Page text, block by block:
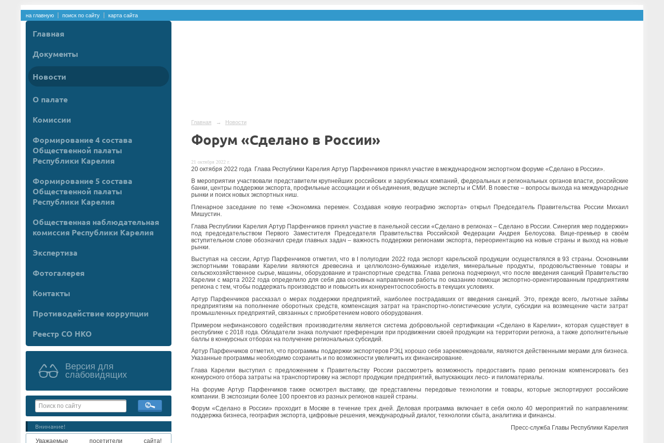
на главную поиск по сайту карта сайта
Главная
Документы
Новости
О палате
Комиссии
Формирование 4 состава
Общественной палаты
Республики Карелия
Формирование 5 состава
Общественной палаты
Республики Карелия
Общественная наблюдательная
комиссия Республики Карелия
Экспертиза
Фотогалерея
Контакты
Противодействие коррупции
Реестр СО НКО
Версия для
слабовидящих
Внимание!
Уважаемые посетители сайта!
Главная → Новости
Форум «Сделано в России»
21 октября 2022 г.
20 октября 2022 года Глава Республики Карелия Артур Парфенчиков принял участие в международном экспортном форуме «Сделано в России».
В мероприятии участвовали представители крупнейших российских и зарубежных компаний, федеральных и региональных органов власти, российские
банки, центры поддержки экспорта, профильные ассоциации и объединения, ведущие эксперты и СМИ. В повестке – вопросы выхода на международные
рынки и поиск новых экспортных ниш.
Пленарное заседание по теме «Экономика перемен. Создавая новую географию экспорта» открыл Председатель Правительства России Михаил
Мишустин.
Глава Республики Карелия Артур Парфенчиков принял участие в панельной сессии «Сделано в регионах – Сделано в России. Синергия мер поддержки»
под председательством Первого Заместителя Председателя Правительства Российской Федерации Андрея Белоусова. Вице-премьер в своём
вступительном слове обозначил среди главных задач – важность поддержки регионами экспорта, переориентацию на новые страны и выход на новые
рынки.
Выступая на сессии, Артур Парфенчиков отметил, что в I полугодии 2022 года экспорт карельской продукции осуществлялся в 93 страны. Основными
экспортными товарами Карелии являются древесина и целлюлозно-бумажные изделия, минеральные продукты, продовольственные товары и
сельскохозяйственное сырье, машины, оборудование и транспортные средства. Глава региона подчеркнул, что после введения санкций Правительство
Карелии с марта 2022 года определило для себя два основных направления работы по оказанию помощи экспортно-ориентированным предприятиям
региона с тем, чтобы поддержать производство и повысить их конкурентоспособность в текущих условиях.
Артур Парфенчиков рассказал о мерах поддержки предприятий, наиболее пострадавших от введения санкций. Это, прежде всего, льготные займы
предприятиям на пополнение оборотных средств, компенсация затрат на транспортно-логистические услуги, субсидии на возмещение части затрат
промышленных предприятий, связанных с приобретением нового оборудования.
Примером нефинансового содействия производителям является система добровольной сертификации «Сделано в Карелии», которая существует в
республике с 2018 года. Обладатели знака получают преференции при продвижении своей продукции на территории региона, а также дополнительные
баллы в конкурсных отборах на получение региональных субсидий.
Артур Парфенчиков отметил, что программы поддержки экспортеров РЭЦ хорошо себя зарекомендовали, являются действенными мерами для бизнеса.
Указанные программы необходимо сохранить и по возможности увеличить их финансирование.
Глава Карелии выступил с предложением к Правительству России рассмотреть возможность предоставить право регионам компенсировать без
конкурсного отбора затраты на транспортировку на экспорт продукции предприятий, выпускающих лесо- и пиломатериалы.
На форуме Артур Парфенчиков также осмотрел выставку, где представлены передовые технологии и товары, которые экспортируют российские
компании. В экспозиции более 100 проектов из разных регионов нашей страны.
Форум «Сделано в России» проходит в Москве в течение трех дней. Деловая программа включает в себя около 40 мероприятий по направлениям:
поддержка бизнеса, география экспорта, цифровые решения, международный диалог, технологии сбыта, аналитика и финансы.
Пресс-служба Главы Республики Карелия